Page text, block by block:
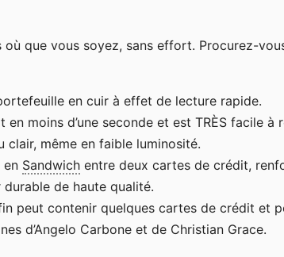
où que vous soyez, sans effort. Procurez-
en cuir à effet de lecture rapide.
en moins d’une seconde et est TRÈS facile à
clair, même en faible luminosité.
en Sandwich entre deux cartes de crédit,
durable de haute qualité.
peut contenir quelques cartes de crédit et
d’Angelo Carbone et de Christian Grace.